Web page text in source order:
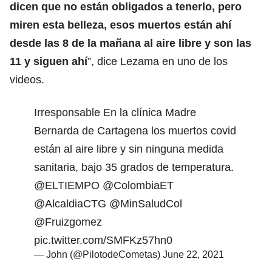
dicen que no están obligados a tenerlo, pero
miren esta belleza, esos muertos están ahí
desde las 8 de la mañana al aire libre y son las
11 y siguen ahí”, dice Lezama en uno de los
videos.
Irresponsable En la clínica Madre
Bernarda de Cartagena los muertos covid
están al aire libre y sin ninguna medida
sanitaria, bajo 35 grados de temperatura.
@ELTIEMPO @ColombiaET
@AlcaldiaCTG @MinSaludCol
@Fruizgomez
pic.twitter.com/SMFKz57hn0
— John (@PilotodeCometas) June 22, 2021